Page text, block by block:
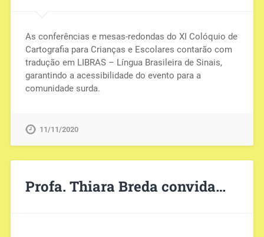
As conferências e mesas-redondas do XI Colóquio de
Cartografia para Crianças e Escolares contarão com
tradução em LIBRAS – Língua Brasileira de Sinais,
garantindo a acessibilidade do evento para a
comunidade surda.
11/11/2020
Profa. Thiara Breda convida…